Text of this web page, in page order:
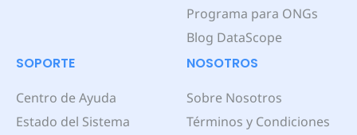
Programa para ONGs
Blog DataScope
SOPORTE
Centro de Ayuda
Estado del Sistema
NOSOTROS
Sobre Nosotros
Términos y Condiciones